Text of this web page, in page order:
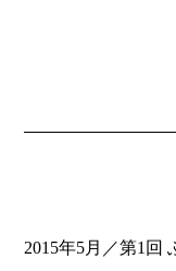
2015年5月／第1回